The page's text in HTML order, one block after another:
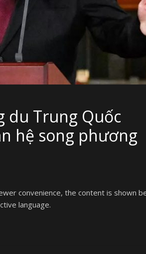
du Trung Quốc
hệ song phương
convenience, the content is shown
language.